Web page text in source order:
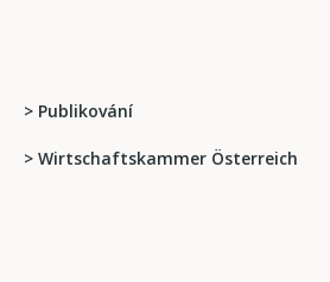
> Publikování
> Wirtschaftskammer Österreich